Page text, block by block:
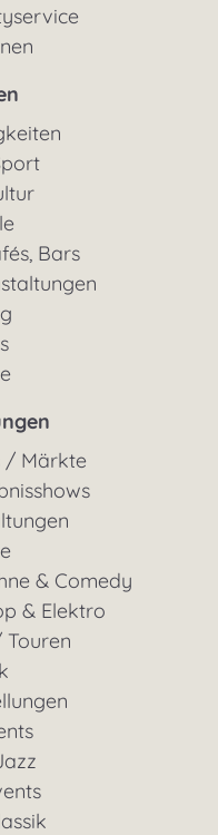
Bars
/ Märkte
& Comedy
& Elektro